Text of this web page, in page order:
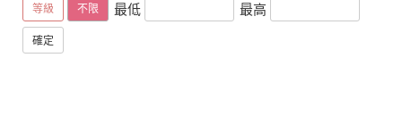
等級 不限 最低 最高
確定